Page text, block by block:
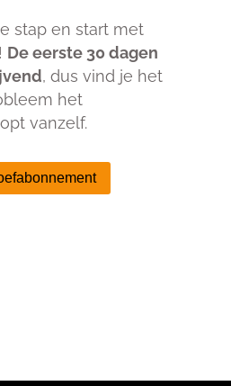
stap en start met
De eerste 30 dagen
, dus vind je het
het
vanzelf.